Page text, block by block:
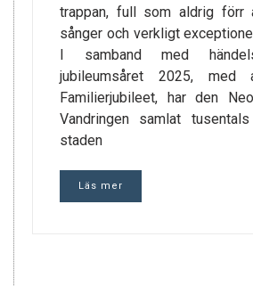
trappan, full som aldrig förr
sånger och verkligt
I samband med
jubileumsåret 2025, med
Familierjubileet, har den
Vandringen samlat
staden
Läs mer